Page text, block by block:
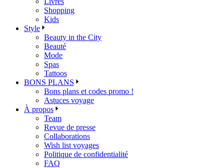
Shopping
Kids
Style
Beauty in the City
Beauté
Mode
Spas
Tattoos
BONS PLANS
Bons plans et codes promo !
Astuces voyage
À propos
Team
Revue de presse
Collaborations
Wish list voyages
Politique de confidentialité
FAQ